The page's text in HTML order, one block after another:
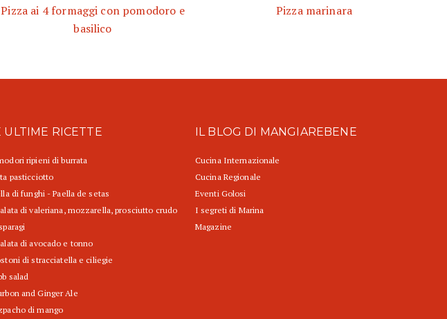
Pizza ai 4 formaggi con pomodoro e
basilico
Pizza marinara
ULTIME RICETTE
ripieni di burrata
pasticciotto
di funghi - Paella de setas
di valeriana, mozzarella, prosciutto crudo
di avocado e tonno
di stracciatella e ciliegie
salad
and Ginger Ale
di mango
IL BLOG DI MANGIAREBENE
Cucina Internazionale
Cucina Regionale
Eventi Golosi
I segreti di Marina
Magazine